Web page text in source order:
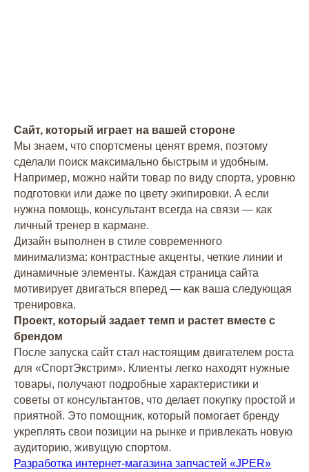
Сайт, который играет на вашей стороне
Мы знаем, что спортсмены ценят время, поэтому
сделали поиск максимально быстрым и удобным.
Например, можно найти товар по виду спорта, уровню
подготовки или даже по цвету экипировки. А если
нужна помощь, консультант всегда на связи — как
личный тренер в кармане.
Дизайн выполнен в стиле современного
минимализма: контрастные акценты, четкие линии и
динамичные элементы. Каждая страница сайта
мотивирует двигаться вперед — как ваша следующая
тренировка.
Проект, который задает темп и растет вместе с
брендом
После запуска сайт стал настоящим двигателем роста
для «СпортЭкстрим». Клиенты легко находят нужные
товары, получают подробные характеристики и
советы от консультантов, что делает покупку простой и
приятной. Это помощник, который помогает бренду
укреплять свои позиции на рынке и привлекать новую
аудиторию, живущую спортом.
Разработка интернет-магазина запчастей «JPER»
Заказать успех
в два клика!
Связаться с нами
Портфолио
Дизайн
Копирайтинг
Создание сайтов
Нейминг агентства
Нейминг бренда
Оппозиционный нейминг
Нейминг магазина
Нейминг мебельной фирмы
Нейминг юридической компании
Нейминг салона красоты
Отзывы
Команда
Партнёры
Агентство